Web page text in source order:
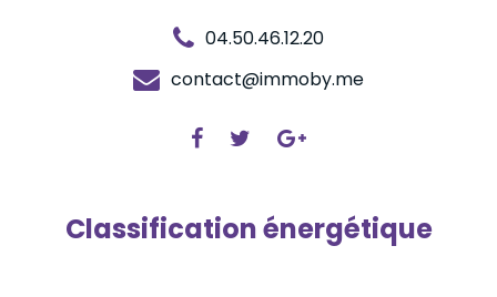
04.50.46.12.20
contact@immoby.me
Classification énergétique